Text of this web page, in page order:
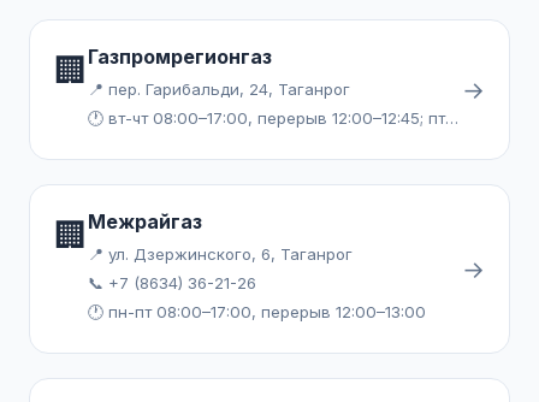
🏢 Газпромрегионгаз
📍 пер. Гарибальди, 24, Таганрог
🕐 вт-чт 08:00–17:00, перерыв 12:00–12:45; пт,сб 08:00–15:45, перерыв 12:00–12:45
→
🏢 Межрайгаз
📍 ул. Дзержинского, 6, Таганрог
📞 +7 (8634) 36-21-26
🕐 пн-пт 08:00–17:00, перерыв 12:00–13:00
→